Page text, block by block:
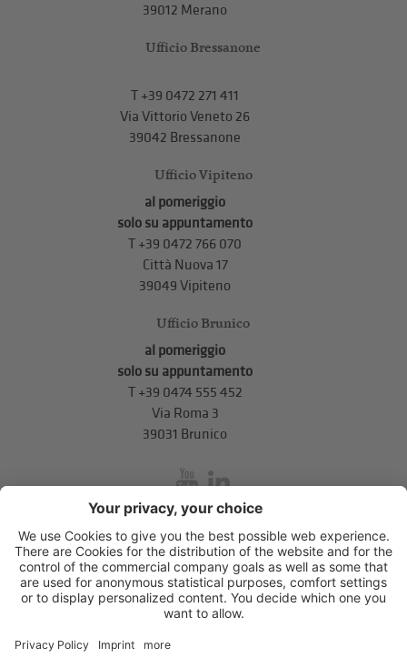
39012 Merano
Ufficio Bressanone
T +39 0472 271 411
Via Vittorio Veneto 26
39042 Bressanone
Ufficio Vipiteno
al pomeriggio
solo su appuntamento
T +39 0472 766 070
Città Nuova 17
39049 Vipiteno
Ufficio Brunico
al pomeriggio
solo su appuntamento
T+39 0474 555 452
Via Roma 3
39031 Brunico
inService
Via di Mezzo ai Piani 5 ,39100 Bolzano.T+39 0471 310 311.
info@unione-bz.it
Impressum
Privacy